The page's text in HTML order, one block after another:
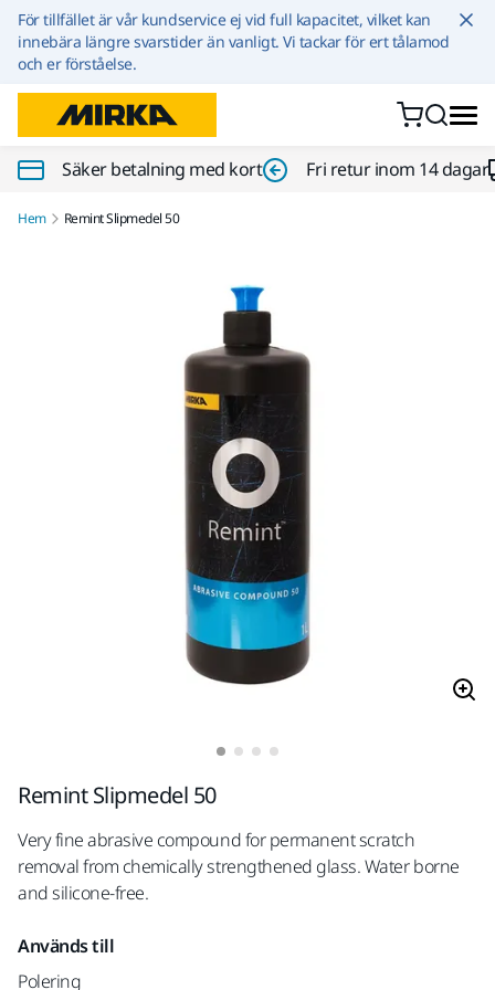
Hoppa till innehållet
För tillfället är vår kundservice ej vid full kapacitet, vilket kan
innebära längre svarstider än vanligt. Vi tackar för ert tålamod
och er förståelse.
Säker betalning med kort Fri retur inom 14 dagar
Hem Remint Slipmedel 50
Remint Slipmedel 50
Very fine abrasive compound for permanent scratch
removal from chemically strengthened glass. Water borne
and silicone-free.
Används till
Polering